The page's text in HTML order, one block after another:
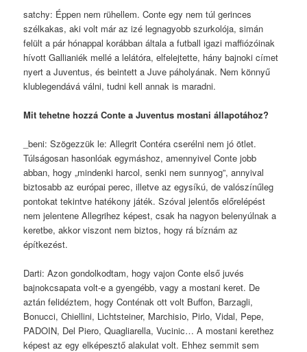
satchy: Éppen nem rühellem. Conte egy nem túl gerinces
szélkakas, aki volt már az izé legnagyobb szurkolója, simán
felült a pár hónappal korábban általa a futball igazi maffiózóinak
hívott Gallianiék mellé a lelátóra, elfelejtette, hány bajnoki címet
nyert a Juventus, és beintett a Juve páholyának. Nem könnyű
klublegendává válni, tudni kell annak is maradni.
Mit tehetne hozzá Conte a Juventus mostani állapotához?
_beni: Szögezzük le: Allegrit Contéra cserélni nem jó ötlet.
Túlságosan hasonlóak egymáshoz, amennyivel Conte jobb
abban, hogy „mindenki harcol, senki nem sunnyog”, annyival
biztosabb az európai perec, illetve az egysíkú, de valószínűleg
pontokat tekintve hatékony játék. Szóval jelentős előrelépést
nem jelentene Allegrihez képest, csak ha nagyon belenyúlnak a
keretbe, akkor viszont nem biztos, hogy rá bíznám az
építkezést.
Darti: Azon gondolkodtam, hogy vajon Conte első juvés
bajnokcsapata volt-e a gyengébb, vagy a mostani keret. De
aztán felidéztem, hogy Conténak ott volt Buffon, Barzagli,
Bonucci, Chiellini, Lichtsteiner, Marchisio, Pirlo, Vidal, Pepe,
PADOIN, Del Piero, Quagliarella, Vucinic… A mostani kerethez
képest az egy elképesztő alakulat volt. Ehhez semmit sem